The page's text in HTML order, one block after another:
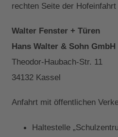
rechten Seite der
Walter Fenster + Türen
Hans Walter & Sohn GmbH
Theodor-Haubach-Str. 11
34132 Kassel
Anfahrt mit öffentlichen
Haltestelle